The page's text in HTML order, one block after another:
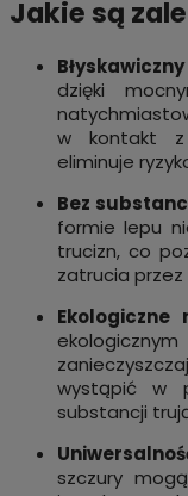
Jakie są
dzięki
w kontakt z
eliminuje
Bez
formie lepu
trucizn, co
zatrucia
Ekologiczne
wystąpić w
substancji
szczury